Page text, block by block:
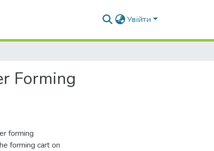
Увійти
Forming
forming
forming cart on